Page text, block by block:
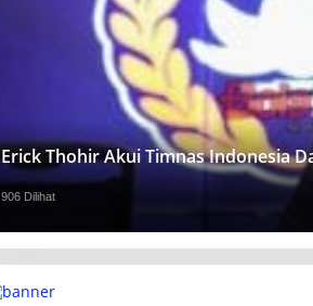
Erick Thohir Akui Timnas Indonesia
906 Dilihat